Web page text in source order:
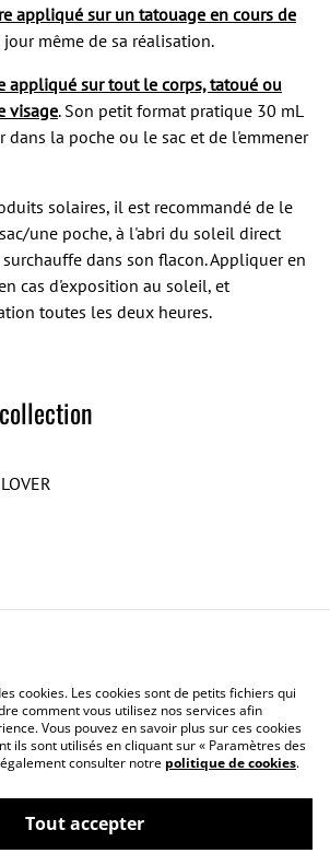
appliqué sur un tatouage en cours de
jour même de sa réalisation.
appliqué sur tout le corps, tatoué ou
visage. Son petit format pratique 30 mL
dans la poche ou le sac et de l'emmener
solaires, il est recommandé de le
une poche, à l'abri du soleil direct
dans son flacon. Appliquer en
cas d'exposition au soleil, et
toutes les deux heures.
Conditions générales
de
Politique de cookies
cookies. Les cookies sont de petits fichiers qui
comment vous utilisez nos services afin
Vous pouvez en savoir plus sur ces cookies
ils sont utilisés en cliquant sur « Paramètres des
consulter notre politique de cookies.
Tout accepter